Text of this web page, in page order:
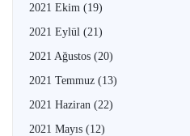
2021 Ekim (19)
2021 Eylül (21)
2021 Ağustos (20)
2021 Temmuz (13)
2021 Haziran (22)
2021 Mayıs (12)